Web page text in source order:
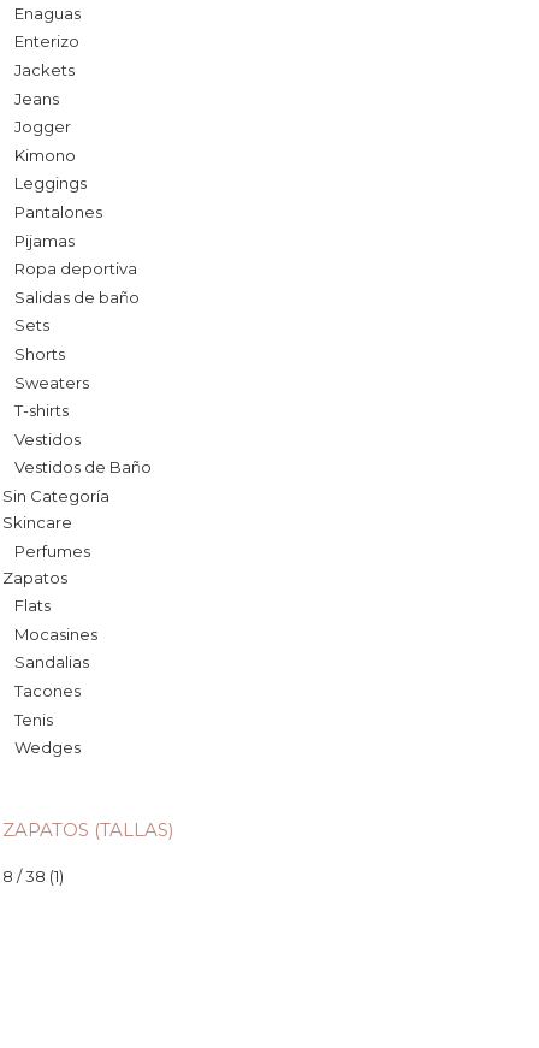
Enaguas
Enterizo
Jackets
Jeans
Jogger
Kimono
Leggings
Pantalones
Pijamas
Ropa deportiva
Salidas de baño
Sets
Shorts
Sweaters
T-shirts
Vestidos
Vestidos de Baño
Sin Categoría
Skincare
Perfumes
Zapatos
Flats
Mocasines
Sandalias
Tacones
Tenis
Wedges
ZAPATOS (TALLAS)
8 / 38 (1)